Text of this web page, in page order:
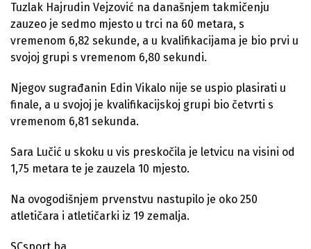
Tuzlak Hajrudin Vejzović na današnjem takmičenju
zauzeo je sedmo mjesto u trci na 60 metara, s
vremenom 6,82 sekunde, a u kvalifikacijama je bio prvi u
svojoj grupi s vremenom 6,80 sekundi.
Njegov sugrađanin Edin Vikalo nije se uspio plasirati u
finale, a u svojoj je kvalifikacijskoj grupi bio četvrti s
vremenom 6,81 sekunda.
Sara Lučić u skoku u vis preskočila je letvicu na visini od
1,75 metara te je zauzela 10 mjesto.
Na ovogodišnjem prvenstvu nastupilo je oko 250
atletičara i atletičarki iz 19 zemalja.